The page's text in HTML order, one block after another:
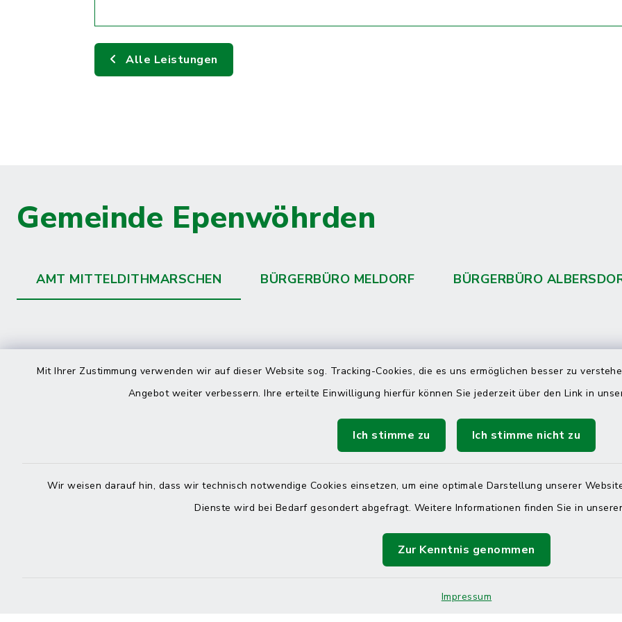
Mit Ihrer Zustimmung verwenden wir auf dieser Website sog. Tracking-Cookies, die es uns ermöglichen besser zu
Angebot weiter verbessern. Ihre erteilte Einwilligung hierfür können Sie jederzeit über den Link in
Ich stimme zu Ich stimme nicht zu
Wir weisen darauf hin, dass wir technisch notwendige Cookies einsetzen, um eine optimale Darstellung unserer
Dienste wird bei Bedarf gesondert abgefragt. Weitere Informationen finden Sie in
Zur Kenntnis genommen
Impressum
Alle Leistungen
Gemeinde Epenwöhrden
AMT MITTELDITHMARSCHEN BÜRGERBÜRO MELDORF BÜRGERBÜRO
Kontakt
04832 6065-215
direkte telefonische Erreichbarkeit per
Durchwahl
Montag - Donnerstag
08:00 Uhr – 12:00 Uhr
14:00 Uhr – 16:00 Uhr
Freitag
08:00 Uhr – 12:00 Uhr
Online-Terminvereinbarung
keinen zeitnahen Termin? Rufen Sie uns gerne unter der